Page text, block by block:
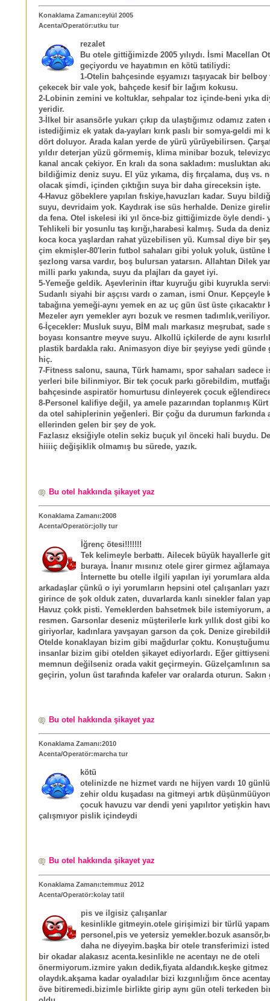
Konaklama Zamanı:eylül 2005
Acenta/Operatör:utku tur
rezalet
Bu otele gittiğimizde 2005 yılıydı. İsmi Macellan
geçiyordu ve hayatımın en kötü tatiliydi:
1-Otelin bahçesinde eşyamızı taşıyacak bir belboy
çekecek bir vale yok, bahçede kesif bir lağım kokusu.
2-Lobinin zemini ve koltuklar, sehpalar toz içinde-beni yıka
yeridir.
3-İlkel bir asansörle yukarı çıkıp da ulaştığımız odamız zaten
istediğimiz ek yatak da-yayları kırık paslı bir somya-geldi mi
dört doluyor. Arada kalan yerde de yürü yürüyebilirsen.
yıldır deterjan yüzü görmemiş, klima minibar bozuk,
kanal ancak çekiyor. En kralı da sona sakladım: musluktan
bildiğimiz deniz suyu. El yüz yıkama, diş fırçalama, duş vs.
olacak şimdi, içinden çıktığın suya bir daha gireceksin işte.
4-Havuz göbeklere yapılan fıskiye,havuzları kadar. Suyu
suyu, devridaim yok. Kaydırak ise süs herhalde. Denize
da fena. Otel iskelesi iki yıl önce-biz gittiğimizde öyle dendi-
Tehlikeli bir yosunlu taş kırığı,harabesi kalmış. Suda da
koca koca yaşlardan rahat yüzebilisen yü. Kumsal diye bir
çim ekmişler-80'lerin futbol sahaları gibi yoluk yoluk, üstüne
şezlong varsa vardır, boş bulursan yatarsın. Allahtan Dilek
milli parkı yakında, suyu da plajları da gayet iyi.
5-Yemeğe geldik. Aşevlerinin iftar kuyruğu gibi kuyrukla
Sudanlı siyahi bir aşçısı vardı o zaman, ismi Onur. Kepçeyle
tabağına yemeği-aynı yemek en az uç gün üst üste çıkacaktır
Mezeler ayrı yemekler ayrı bozuk ve resmen tadımlık,veriliyor.
6-İçecekler: Musluk suyu, BİM malı markasız meşrubat, sade
boyası konsantre meyve suyu. Alkollü içkilerde de aynı
plastik bardakla rakı. Animasyon diye bir şeyiyse yedi günde
hiç.
7-Fitness salonu, sauna, Türk hamamı, spor sahaları sadece
yerleri bile bilinmiyor. Bir tek çocuk parkı görebildim,
bahçesinde aspiratör homurtusu dinleyerek çocuk
8-Personel kalifiye değil, ya amele pazarından toplanmış
da otel sahiplerinin yeğenleri. Bir çoğu da durumun farkında
ellerinden gelen bir şey de yok.
Fazlasız eksiğiyle otelin sekiz buçuk yıl önceki hali buydu.
hiiiiç değişiklik olmamış bu sürede, yazık.
Bu otel hakkında şikayet yaz
Konaklama Zamanı:2008
Acenta/Operatör:jolly tur
İğrenç ötesi!!!!!!!
Tek kelimeyle berbattı. Ailecek büyük hayallerle
buraya. İnanır mısınız otele girer girmez
İnternette bu otelle ilgili yapılan iyi yorumlara
arkadaşlar çünkü o iyi yorumların hepsini otel çalışanları
girince de şok olduk zaten, duvarlarda kanlı sinekler falan
Havuz çokk pisti. Yemeklerden bahsetmek bile istemiyorum,
resmen. Garsonlar deseniz müşterilerle kırk yıllık dost gibi
giriyorlar, kadınlara yavşayan garson da çok. Denize
Otelde konaklayan bizim gibi mağdurlar çoktu.
insanlar bizim gibi otelden şikayet ediyorlardı. Eğer
memnun değilseniz orada vakit geçirmeyin. Güzelçamlının
geçirin, yolun üst tarafında kafeler var oralarda oturun.
Bu otel hakkında şikayet yaz
Konaklama Zamanı:2010
Acenta/Operatör:marcha tur
kötü
otelinizde ne hizmet vardı ne hijyen vardı 10
zehir oldu kuşadası na gitmeyi artık
çocuk havuzu var dendi yeni yapılıtor yetişkin
çalışmıyor pislik içindeydi
Bu otel hakkında şikayet yaz
Konaklama Zamanı:temmuz 2012
Acenta/Operatör:kolay tatil
pis ve ilgisiz çalışanlar
kesinlikle gitmeyin.otele girişimizi bir türlü
personel,pis ve yetersiz yemekler.bozuk
daha ne diyeyim.başka bir otele transferimizi
bir okadar alakasız acenta.kesinlikle ne acentayı ne de oteli
önermiyorum.izmire yakın dedik,fiyata aldandık.keşke gitmez
olaydık.akşama kadar oyaladılar bizi kızgınlığım önce
öve bitiremedi.bizimle birlikte girip aynı gün oteli terkeden bir